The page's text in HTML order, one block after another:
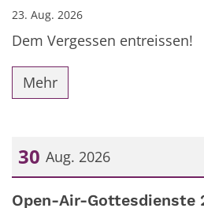
23. Aug. 2026
Dem Vergessen entreissen!
Mehr
30 Aug. 2026
Datum: 30. August 2026
Open-Air-Gottesdienste